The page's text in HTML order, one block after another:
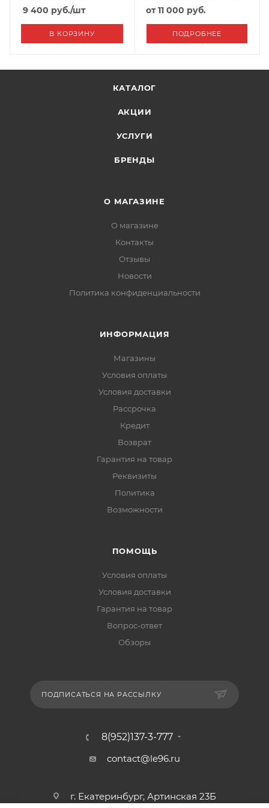
"Seintex"
9 400 руб./шт
В КОРЗИНУ
Черный+Серый
от11 000 руб.
ПОДРОБНЕЕ
КАТАЛОГ
АКЦИИ
УСЛУГИ
БРЕНДЫ
О МАГАЗИНЕ
О магазине
Контакты
Отзывы
Новости
Политика конфиденциальности
ИНФОРМАЦИЯ
Магазины
Условия оплаты
Условия доставки
Рассрочка
Кредит
Возврат
Гарантия на товар
Реквизиты
Политика
Возможности
ПОМОЩЬ
Условия оплаты
Условия доставки
Гарантия на товар
Вопрос-ответ
Обзоры
ПОДПИСАТЬСЯ НА РАССЫЛКУ
8(952)137-3-777
contact@le96.ru
г. Екатеринбург, Артинская 23Б